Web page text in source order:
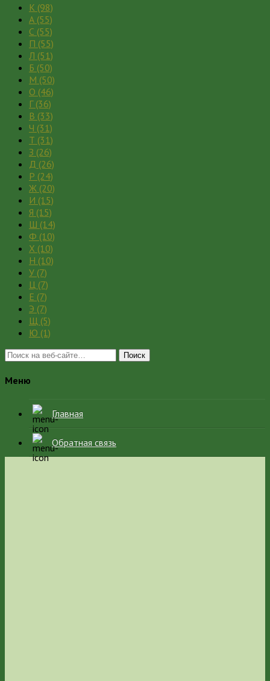
К (98)
А (55)
С (55)
П (55)
Л (51)
Б (50)
М (50)
О (46)
Г (36)
В (33)
Ч (31)
Т (31)
З (26)
Д (26)
Р (24)
Ж (20)
И (15)
Я (15)
Ш (14)
Ф (10)
Х (10)
Н (10)
У (7)
Ц (7)
Е (7)
Э (7)
Щ (5)
Ю (1)
Поиск
Меню
Главная
Обратная связь